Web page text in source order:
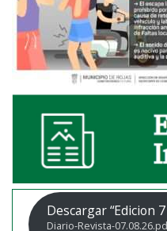
Descargar “Edicion
Diario-Revista-